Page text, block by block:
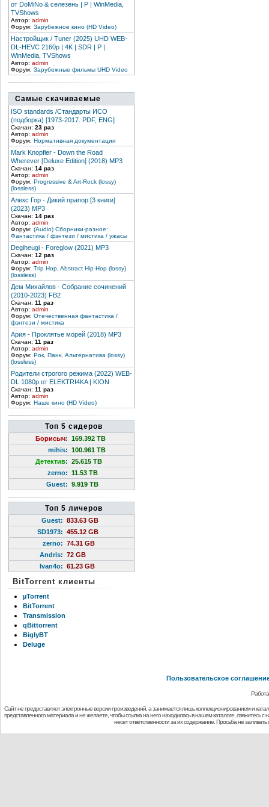
от DoMiNo & селезень | P | WinMedia,
TVShows
Автор: admin
Форум: Зарубежное кино (HD Video)
Настройщик / Tuner (2025) UHD WEB-
DL-HEVC 2160p | 4K | SDR | P |
WinMedia, TVShows
Автор: admin
Форум: Зарубежные фильмы UHD Video
Самые скачиваемые
ISO standards /Стандарты ИСО
(подборка) [1973-2017. PDF, ENG]
Скачан: 23 раз
Автор: admin
Форум: Нормативная документация
Mark Knopfler - Down the Road
Wherever [Deluxe Edition] (2018) MP3
Скачан: 14 раз
Автор: admin
Форум: Progressive & Art-Rock (lossy)
(lossless)
Алекс Гор - Дикий прапор [3 книги]
(2023) MP3
Скачан: 14 раз
Автор: admin
Форум: (Audio) Сборники-разное:
Фантастика / фэнтези / мистика / ужасы
Degiheugi - Foreglow (2021) MP3
Скачан: 12 раз
Автор: admin
Форум: Trip Hop, Abstract Hip-Hop (lossy)
(lossless)
Дем Михайлов - Собрание сочинений
(2010-2023) FB2
Скачан: 11 раз
Автор: admin
Форум: Отечественная фантастика /
фэнтези / мистика
Ария - Проклятье морей (2018) MP3
Скачан: 11 раз
Автор: admin
Форум: Рок, Панк, Альтернатива (lossy)
(lossless)
Родители строгого режима (2022) WEB-
DL 1080p от ELEKTRI4KA | KION
Скачан: 11 раз
Автор: admin
Форум: Наше кино (HD Video)
Топ 5 сидеров
Борисыч: 169.392 TB
mihis: 100.961 TB
Детектив: 25.615 TB
zerno: 11.53 TB
Guest: 9.919 TB
Топ 5 личеров
Guest: 833.63 GB
SD1973: 455.12 GB
zerno: 74.31 GB
Andris: 72 GB
Ivan4o: 61.23 GB
BitTorrent клиенты
µTorrent
BitTorrent
Transmission
qBittorrent
BiglyBT
Deluge
Пользовательское
Сайт не предоставляет электронные версии произведений, а занимается лишь коллекционированием и
представленного материала и не желаете, чтобы ссылка на него находилась в нашем каталоге,
несет ответственности за их содержание. Просьба не